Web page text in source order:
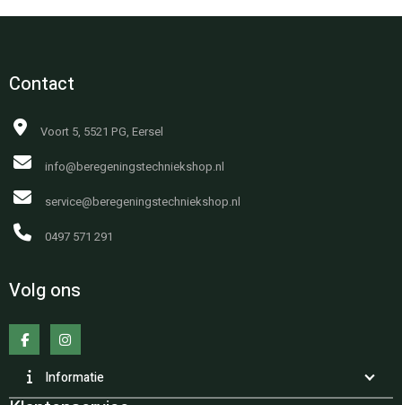
Contact
Voort 5, 5521 PG, Eersel
info@beregeningstechniekshop.nl
service@beregeningstechniekshop.nl
0497 571 291
Volg ons
Informatie